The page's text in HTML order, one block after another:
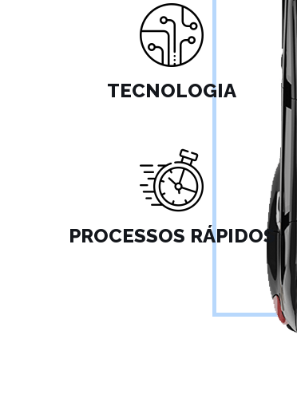
TECNOLOGIA
PROCESSOS RÁPIDOS